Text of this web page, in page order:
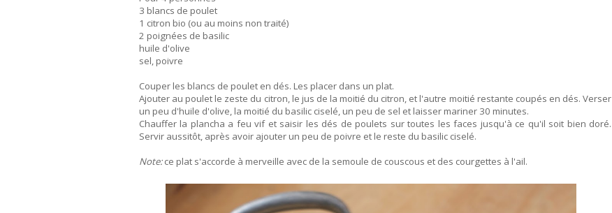
3 blancs de poulet
1 citron bio (ou au moins non traité)
2 poignées de basilic
huile d'olive
sel, poivre
Couper les blancs de poulet en dés. Les placer dans un plat.
Ajouter au poulet le zeste du citron, le jus de la moitié du citron, et l'autre moitié restante coupés en dés. Verser
un peu d'huile d'olive, la moitié du basilic ciselé, un peu de sel et laisser mariner 30 minutes.
Chauffer la plancha a feu vif et saisir les dés de poulets sur toutes les faces jusqu'à ce qu'il soit bien doré.
Servir aussitôt, après avoir ajouter un peu de poivre et le reste du basilic ciselé.
Note:ce plat s'accorde à merveille avec de la semoule de couscous et des courgettes à l'ail.